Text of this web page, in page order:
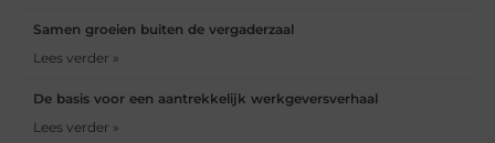
Samen groeien buiten de vergaderzaal
Lees verder »
De basis voor een aantrekkelijk werkgeversverhaal
Lees verder »